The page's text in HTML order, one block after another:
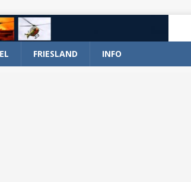
FRIESLAND INFO